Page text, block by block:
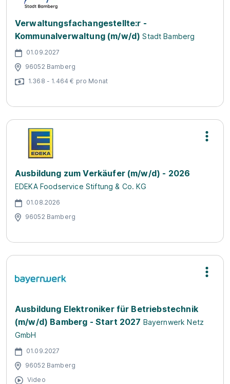
Verwaltungsfachangestellte:r -
Kommunalverwaltung (m/w/d) Stadt Bamberg
01.09.2027
96052 Bamberg
1.368 - 1.464 € pro Monat
Ausbildung zum Verkäufer (m/w/d) - 2026
EDEKA Foodservice Stiftung & Co. KG
01.08.2026
96052 Bamberg
Ausbildung Elektroniker für Betriebstechnik
(m/w/d) Bamberg - Start 2027 Bayernwerk Netz
GmbH
01.09.2027
96052 Bamberg
Video